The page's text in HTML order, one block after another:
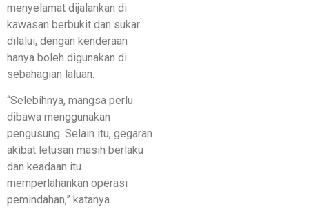
menyelamat dijalankan di
kawasan berbukit dan sukar
dilalui, dengan kenderaan
hanya boleh digunakan di
sebahagian laluan.
“Selebihnya, mangsa perlu
dibawa menggunakan
pengusung. Selain itu, gegaran
akibat letusan masih berlaku
dan keadaan itu
memperlahankan operasi
pemindahan,” katanya.